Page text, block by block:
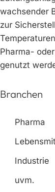
wachsender
zur
Pharma-
genutzt
Branchen
Pharma
Industrie
uvm.